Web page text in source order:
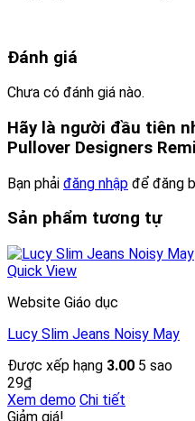
Đánh giá
Chưa có đánh giá nào.
Hãy là người đầu tiên
Pullover Designers
Bạn phải đăng nhập để đăng
Sản phẩm tương tự
Quick View
Website Giáo dục
Lucy Slim Jeans Noisy May
Được xếp hạng 3.00 5 sao
29₫
Xem demo Chi tiết
Giảm giá!